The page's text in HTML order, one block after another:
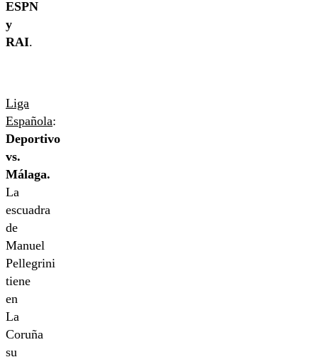
ESPN
y
RAI.
Liga
Española:
Deportivo
vs.
Málaga.
La
escuadra
de
Manuel
Pellegrini
tiene
en
La
Coruña
su